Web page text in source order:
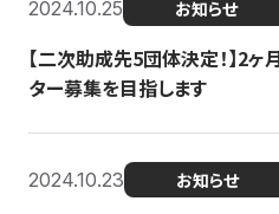
2024.10.25 お知らせ
【二次助成先5団体決定！】2
ター募集を目指します
2024.10.23 お知らせ